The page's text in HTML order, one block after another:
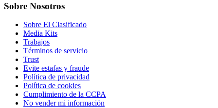
Sobre Nosotros
Sobre El Clasificado
Media Kits
Trabajos
Términos de servicio
Trust
Evite estafas y fraude
Política de privacidad
Política de cookies
Cumplimiento de la CCPA
No vender mi información